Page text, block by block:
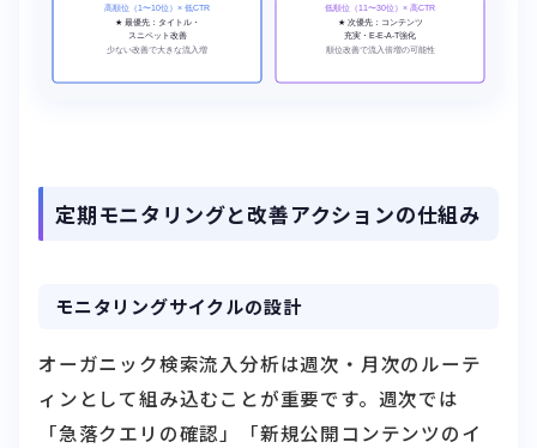
定期モニタリングと改善アクションの仕組み
モニタリングサイクルの設計
オーガニック検索流入分析は週次・月次のルーテ
ィンとして組み込むことが重要です。週次では
「急落クエリの確認」「新規公開コンテンツのイ